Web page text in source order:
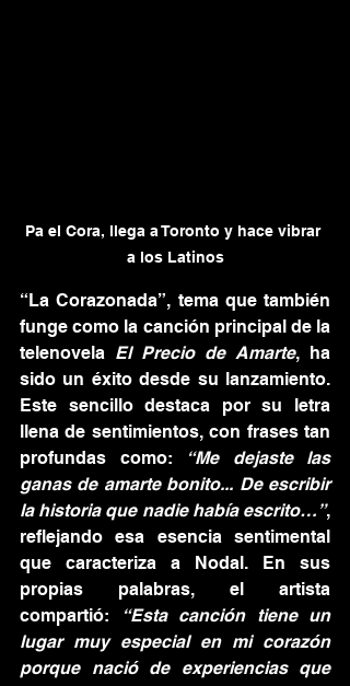
Pa el Cora, llega a Toronto y hace vibrar
a los Latinos
“La Corazonada”, tema que también
funge como la canción principal de la
telenovela El Precio de Amarte, ha
sido un éxito desde su lanzamiento.
Este sencillo destaca por su letra
llena de sentimientos, con frases tan
profundas como:
“Me dejaste las
ganas de amarte bonito... De escribir
la historia que nadie había escrito…”,
reflejando esa esencia sentimental
que caracteriza a Nodal. En sus
propias palabras, el artista
compartió:
“Esta canción tiene un
lugar muy especial en mi corazón
porque nació de experiencias que